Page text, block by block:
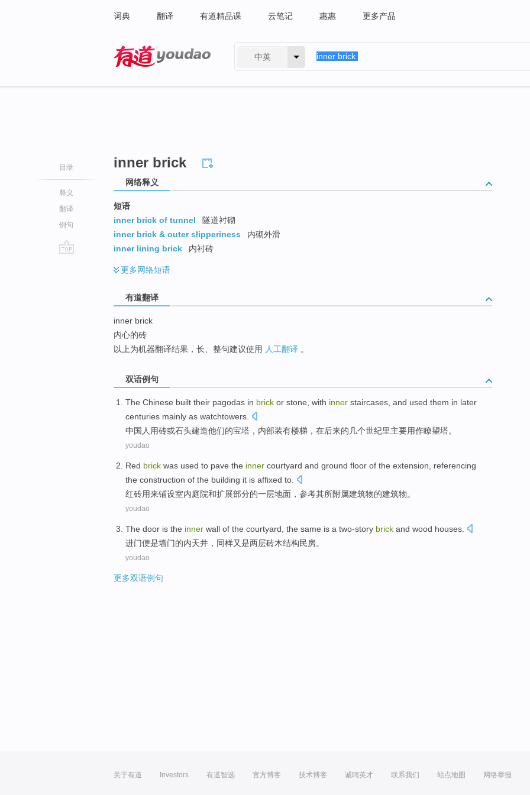
词典 翻译 有道精品课 云笔记 惠惠 更多产品
中英
目录
释义
翻译
例句
inner brick
网络释义
短语
inner brick of tunnel
隧道衬砌
inner brick & outer slipperiness
内砌外滑
inner lining brick
内衬砖
更多网络短语
有道翻译
inner brick
内心的砖
以上为机器翻译结果，长、整句建议使用 人工翻译 。
双语例句
The Chinese built their pagodas in brick or stone , with inner staircases , and used them in later
centuries mainly as watchtowers
中国人 用砖或石头建造他们的宝塔 ， 内部装有楼梯 ， 在后来的 几个世纪里主要用作瞭望塔。
youdao
Red brick was used to pave the inner courtyard and ground floor of the extension
referencing
the construction of the building it is affixed to.
红砖用来铺设室内庭院和扩展部分的一层地面 ， 参考其所附属建筑物的建筑物。
youdao
The door is the inner wall of the courtyard , the same is a two-story brick and wood houses
进门便是墙门的内天井 ， 同样又是两层砖木结构民房。
youdao
更多双语例句
关于有道 Investors 有道智选 官方博客 技术博客 诚聘英才 联系我们 站点地图 网络举报